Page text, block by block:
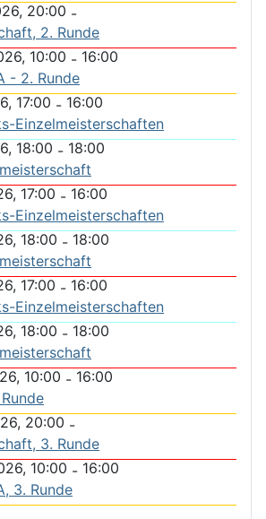
20:00 -
2. Runde
10:00 - 16:00
- 2. Runde
17:00 - 16:00
Einzelmeisterschaften
18:00 - 18:00
17:00 - 16:00
Einzelmeisterschaften
18:00 - 18:00
17:00 - 16:00
Einzelmeisterschaften
18:00 - 18:00
10:00 - 16:00
20:00 -
3. Runde
10:00 - 16:00
3. Runde